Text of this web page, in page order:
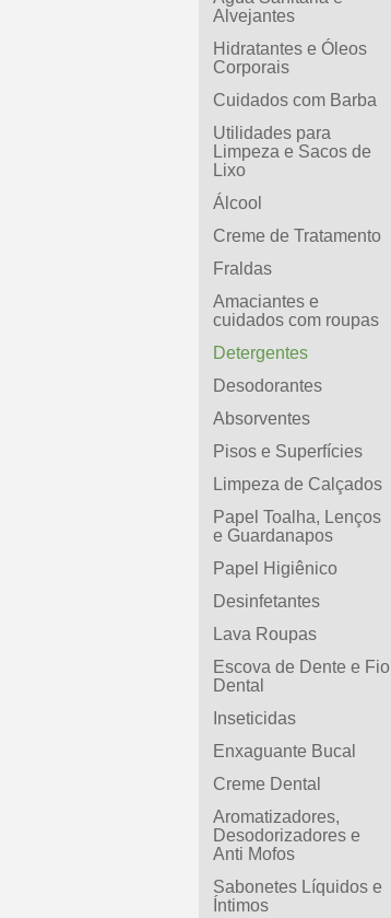
Alvejantes
Hidratantes e Óleos
Corporais
Cuidados com Barba
Utilidades para
Limpeza e Sacos de
Lixo
Álcool
Creme de Tratamento
Fraldas
Amaciantes e
cuidados com roupas
Detergentes
Desodorantes
Absorventes
Pisos e Superfícies
Limpeza de Calçados
Papel Toalha, Lenços
e Guardanapos
Papel Higiênico
Desinfetantes
Lava Roupas
Escova de Dente e Fio
Dental
Inseticidas
Enxaguante Bucal
Creme Dental
Aromatizadores,
Desodorizadores e
Anti Mofos
Sabonetes Líquidos e
Íntimos